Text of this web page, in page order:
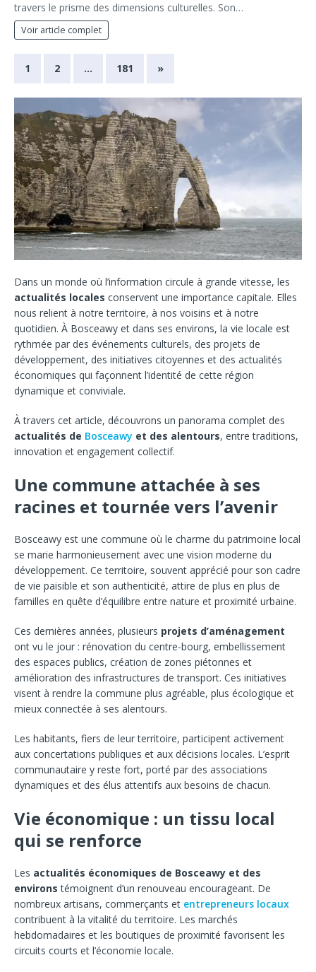
travers le prisme des dimensions culturelles. Son…
Voir article complet
1 2 … 181 »
Dans un monde où l’information circule à grande vitesse, les
actualités locales conservent une importance capitale. Elles
nous relient à notre territoire, à nos voisins et à notre
quotidien. À Bosceawy et dans ses environs, la vie locale est
rythmée par des événements culturels, des projets de
développement, des initiatives citoyennes et des actualités
économiques qui façonnent l’identité de cette région
dynamique et conviviale.
À travers cet article, découvrons un panorama complet des
actualités de Bosceawy et des alentours, entre traditions,
innovation et engagement collectif.
Une commune attachée à ses
racines et tournée vers l’avenir
Bosceawy est une commune où le charme du patrimoine local
se marie harmonieusement avec une vision moderne du
développement. Ce territoire, souvent apprécié pour son cadre
de vie paisible et son authenticité, attire de plus en plus de
familles en quête d’équilibre entre nature et proximité urbaine.
Ces dernières années, plusieurs projets d’aménagement
ont vu le jour : rénovation du centre-bourg, embellissement
des espaces publics, création de zones piétonnes et
amélioration des infrastructures de transport. Ces initiatives
visent à rendre la commune plus agréable, plus écologique et
mieux connectée à ses alentours.
Les habitants, fiers de leur territoire, participent activement
aux concertations publiques et aux décisions locales. L’esprit
communautaire y reste fort, porté par des associations
dynamiques et des élus attentifs aux besoins de chacun.
Vie économique : un tissu local
qui se renforce
Les actualités économiques de Bosceawy et des
environs témoignent d’un renouveau encourageant. De
nombreux artisans, commerçants et entrepreneurs locaux
contribuent à la vitalité du territoire. Les marchés
hebdomadaires et les boutiques de proximité favorisent les
circuits courts et l’économie locale.